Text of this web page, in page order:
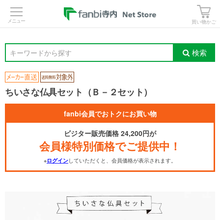
買い物かご
キーワードから探す 検索
ちいさな仏具セット（Ｂ－２セット）
fanbi会員でおトクにお買い物
ビジター販売価格 24,200円が
会員様特別価格でご提供中！
※ログインしていただくと、会員価格が表示されます。